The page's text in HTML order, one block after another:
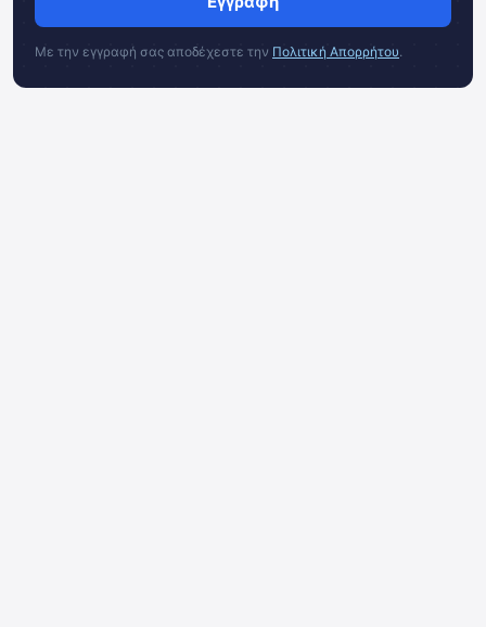
Με την εγγραφή σας αποδέχεστε την Πολιτική Απορρήτου.